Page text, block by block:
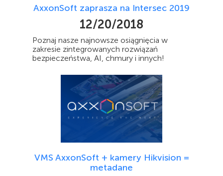
AxxonSoft zaprasza na Intersec 2019
12/20/2018
Poznaj nasze najnowsze osiągnięcia w
zakresie zintegrowanych rozwiązań
bezpieczeństwa, AI, chmury i innych!
VMS AxxonSoft + kamery Hikvision =
metadane